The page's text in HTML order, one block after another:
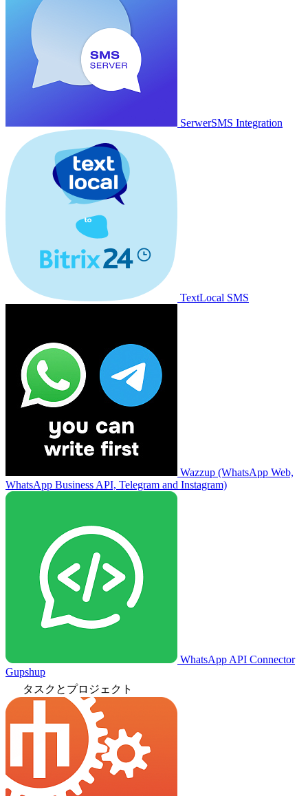
SerwerSMS Integration
TextLocal SMS
Wazzup (WhatsApp Web,
WhatsApp Business API, Telegram and Instagram)
WhatsApp API Connector
Gupshup
タスクとプロジェクト